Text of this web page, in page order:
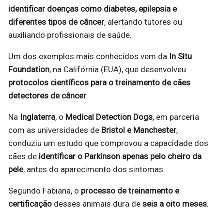
identificar doenças como diabetes, epilepsia e
diferentes tipos de câncer, alertando tutores ou
auxiliando profissionais de saúde.
Um dos exemplos mais conhecidos vem da In Situ
Foundation, na Califórnia (EUA), que desenvolveu
protocolos científicos para o treinamento de cães
detectores de câncer.
Na Inglaterra, o Medical Detection Dogs, em parceria
com as universidades de Bristol e Manchester,
conduziu um estudo que comprovou a capacidade dos
cães de identificar o Parkinson apenas pelo cheiro da
pele, antes do aparecimento dos sintomas.
Segundo Fabiana, o processo de treinamento e
certificação desses animais dura de seis a oito meses.